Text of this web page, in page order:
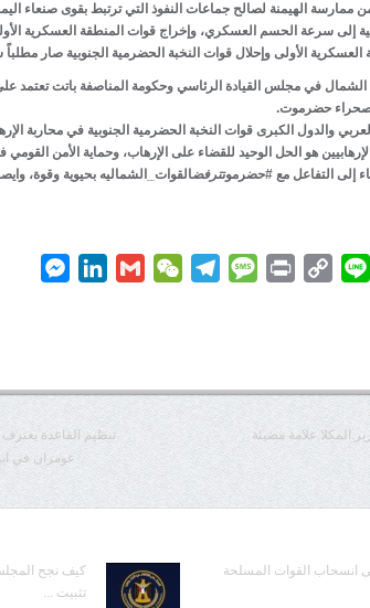
ممارسة الهيمنة لصالح جماعات النفوذ التي ترتبط بقوى صنعاء
إلى سرعة الحسم العسكري، وإخراج قوات المنطقة العسكرية
الأولى وإحلال قوات النخبة الحضرمية الجنوبية صار مطلباً
في مجلس القيادة الرئاسي وحكومة المناصفة باتت تعتمد
حضرموت.
والدول الكبرى قوات النخبة الحضرمية الجنوبية في محاربة
هو الحل الوحيد للقضاء على الإرهاب، وحماية الأمن
إلى التفاعل مع #حضرموتترفضالقوات_الشماليه بحيوية وقوة،
Email
Line
Copy
Print
Message
Telegram
WeChat
Gmail
LinkedIn
تنظيم القاعدة
عومران في
المكلا علامة مضيئة
انسحاب القوات المسلحة
كيف نجح
تثبيت ...